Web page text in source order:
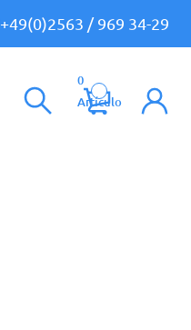
+49(0)2563 / 969 34-29
0
Artículo